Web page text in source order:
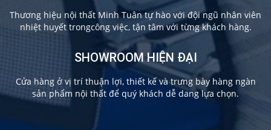
Thương hiệu nội thất Minh Tuân tự hào với đội ngũ nhân viên
nhiệt huyết trongcông việc, tận tâm với từng khách hàng.
SHOWROOM HIỆN ĐẠI
Cửa hàng ở vị trí thuận lợi, thiết kế và trưng bày hàng ngàn
sản phẩm nội thất để quý khách dễ dang lựa chọn.